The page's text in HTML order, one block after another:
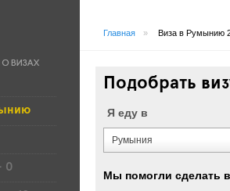
0
Главная » Виза в Румынию
Подобрать
Я еду в
Румыния
Мы помогли сделать